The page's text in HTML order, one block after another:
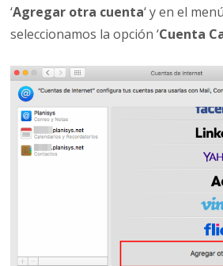
‘Agregar otra cuenta‘ y en el
seleccionamos la opción ‘Cuenta